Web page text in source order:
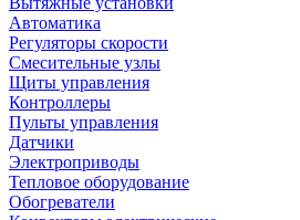
Автоматика
Регуляторы скорости
Смесительные узлы
Щиты управления
Контроллеры
Пульты управления
Датчики
Электроприводы
Тепловое оборудование
Обогреватели